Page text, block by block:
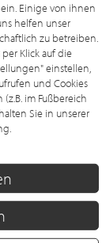
Einige von ihnen
helfen unser
zu betreiben.
Klick auf die
einstellen,
und Cookies
im Fußbereich
Sie in unserer